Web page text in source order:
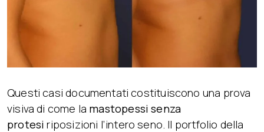
Questi casi documentati costituiscono una prova
visiva di come la mastopessi senza
protesi riposizioni l’intero seno. Il portfolio della